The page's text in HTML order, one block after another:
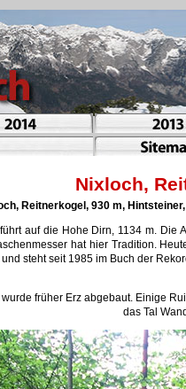
Nixloch,
Reitnerkogel, 930 m,
auf die Hohe Dirn, 1134 m.
hat hier Tradition.
steht seit 1985 im Buch der
früher Erz abgebaut. Einige
das Tal